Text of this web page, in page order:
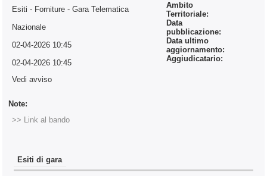
Esiti - Forniture- Gara Telematica
Ambito
Territoriale:
Nazionale
Data
pubblicazione:
02-04-2026 10:45
Data ultimo
aggiornamento:
02-04-2026 10:45
Aggiudicatario:
Vedi avviso
Note:
>> Link al bando
Esiti di gara